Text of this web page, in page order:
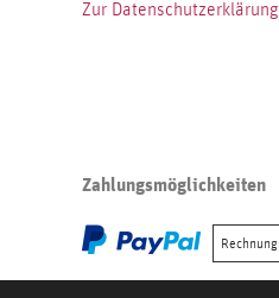
Zur Datenschutzerklärung
Zahlungsmöglichkeiten
Rechnung